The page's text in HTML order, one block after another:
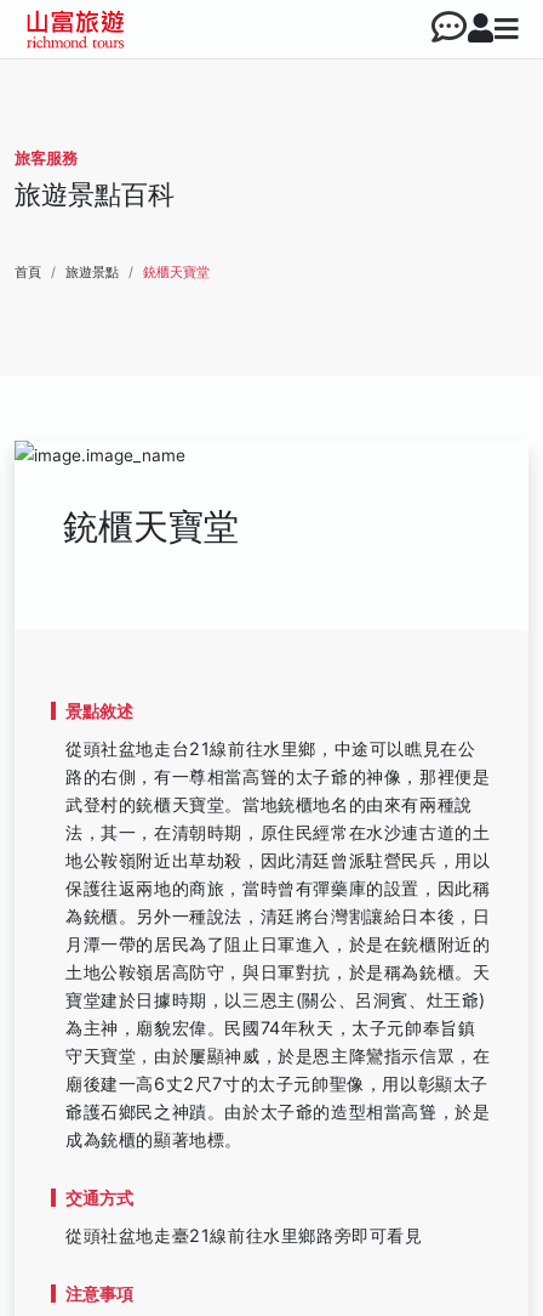
旅客服務
旅遊景點百科
首頁 旅遊景點 銃櫃天寶堂
銃櫃天寶堂
景點敘述
從頭社盆地走台21線前往水里鄉，中途可以瞧見在公
路的右側，有一尊相當高聳的太子爺的神像，那裡便是
武登村的銃櫃天寶堂。當地銃櫃地名的由來有兩種說
法，其一，在清朝時期，原住民經常在水沙連古道的土
地公鞍嶺附近出草劫殺，因此清廷曾派駐營民兵，用以
保護往返兩地的商旅，當時曾有彈藥庫的設置，因此稱
為銃櫃。另外一種說法，清廷將台灣割讓給日本後，日
月潭一帶的居民為了阻止日軍進入，於是在銃櫃附近的
土地公鞍嶺居高防守，與日軍對抗，於是稱為銃櫃。天
寶堂建於日據時期，以三恩主(關公、呂洞賓、灶王爺)
為主神，廟貌宏偉。民國74年秋天，太子元帥奉旨鎮
守天寶堂，由於屢顯神威，於是恩主降鸞指示信眾，在
廟後建一高6丈2尺7寸的太子元帥聖像，用以彰顯太子
爺護石鄉民之神蹟。由於太子爺的造型相當高聳，於是
成為銃櫃的顯著地標。
交通方式
從頭社盆地走臺21線前往水里鄉路旁即可看見
注意事項